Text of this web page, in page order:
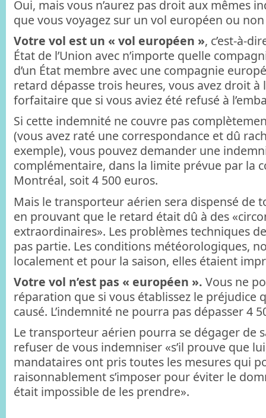
Oui, mais vous n’aurez pas droit aux mêmes
que vous voyagez sur un vol européen ou
Votre vol est un « vol européen », c’est-à-
État de l’Union avec n’importe quelle
d’un État membre avec une compagnie
retard dépasse trois heures, vous avez droit
forfaitaire que si vous aviez été refusé à
Si cette indemnité ne couvre pas
(vous avez raté une correspondance et dû
exemple), vous pouvez demander une
complémentaire, dans la limite prévue par la
Montréal, soit 4 500 euros.
Mais le transporteur aérien sera dispensé de
en prouvant que le retard était dû à des
extraordinaires». Les problèmes techniques
pas partie. Les conditions météorologiques,
localement et pour la saison, elles étaient
Votre vol n’est pas « européen ». Vous ne
réparation que si vous établissez le préjudice
causé. L’indemnité ne pourra pas dépasser 4
Le transporteur aérien pourra se dégager de
refuser de vous indemniser «s’il prouve que
mandataires ont pris toutes les mesures qui
raisonnablement s’imposer pour éviter le
était impossible de les prendre».